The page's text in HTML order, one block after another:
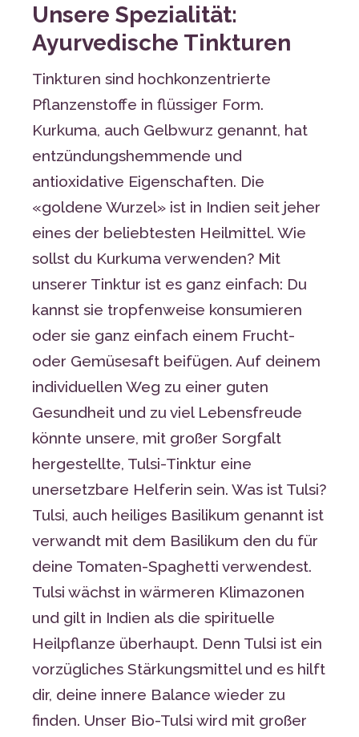
Unsere Spezialität:
Ayurvedische Tinkturen
Tinkturen sind hochkonzentrierte
Pflanzenstoffe in flüssiger Form.
Kurkuma, auch Gelbwurz genannt, hat
entzündungshemmende und
antioxidative Eigenschaften. Die
«goldene Wurzel» ist in Indien seit jeher
eines der beliebtesten Heilmittel. Wie
sollst du Kurkuma verwenden? Mit
unserer Tinktur ist es ganz einfach: Du
kannst sie tropfenweise konsumieren
oder sie ganz einfach einem Frucht-
oder Gemüsesaft beifügen. Auf deinem
individuellen Weg zu einer guten
Gesundheit und zu viel Lebensfreude
könnte unsere, mit großer Sorgfalt
hergestellte, Tulsi-Tinktur eine
unersetzbare Helferin sein. Was ist Tulsi?
Tulsi, auch heiliges Basilikum genannt ist
verwandt mit dem Basilikum den du für
deine Tomaten-Spaghetti verwendest.
Tulsi wächst in wärmeren Klimazonen
und gilt in Indien als die spirituelle
Heilpflanze überhaupt. Denn Tulsi ist ein
vorzügliches Stärkungsmittel und es hilft
dir, deine innere Balance wieder zu
finden. Unser Bio-Tulsi wird mit großer